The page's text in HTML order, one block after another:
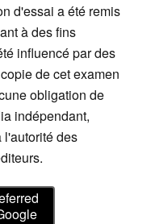
d'essai a été remis
à des fins
influencé par des
de cet examen
obligation de
indépendant,
l'autorité des